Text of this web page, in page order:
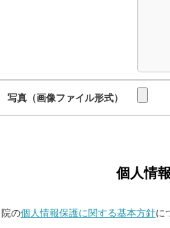
写真（画像ファイル形式）
個人情
の個人情報保護に関する基本方針に